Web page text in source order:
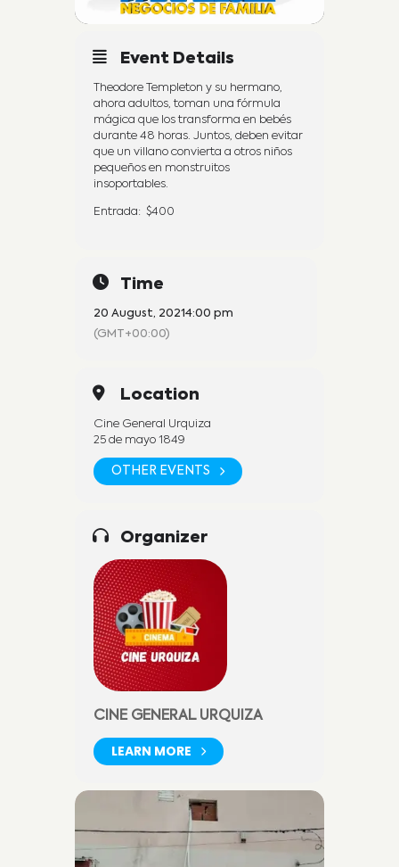
Event Details
Theodore Templeton y su hermano,
ahora adultos, toman una fórmula
mágica que los transforma en bebés
durante 48 horas. Juntos, deben evitar
que un villano convierta a otros niños
pequeños en monstruitos
insoportables.
Entrada: $400
Time
20 August, 20214:00 pm
(GMT+00:00)
Location
Cine General Urquiza
25 de mayo 1849
OTHER EVENTS
Organizer
CINE GENERAL URQUIZA
LEARN MORE